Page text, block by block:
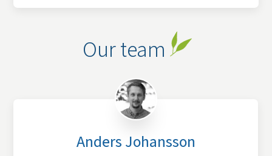
Our team
Anders Johansson